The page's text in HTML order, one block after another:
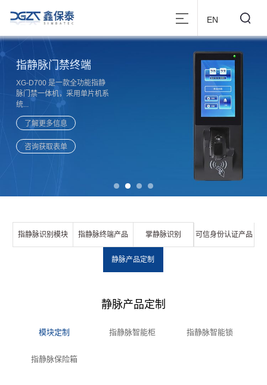
EN
指静脉门禁终端
XG-D700 是一款全功能指静
脉门禁一体机，采用单片机系
统...
了解更多信息
咨询获取表单
指静脉识别模块 指静脉终端产品 掌静脉识别 可信身份认证产品
静脉产品定制
静脉产品定制
模块定制 指静脉智能柜 指静脉智能锁
指静脉保险箱